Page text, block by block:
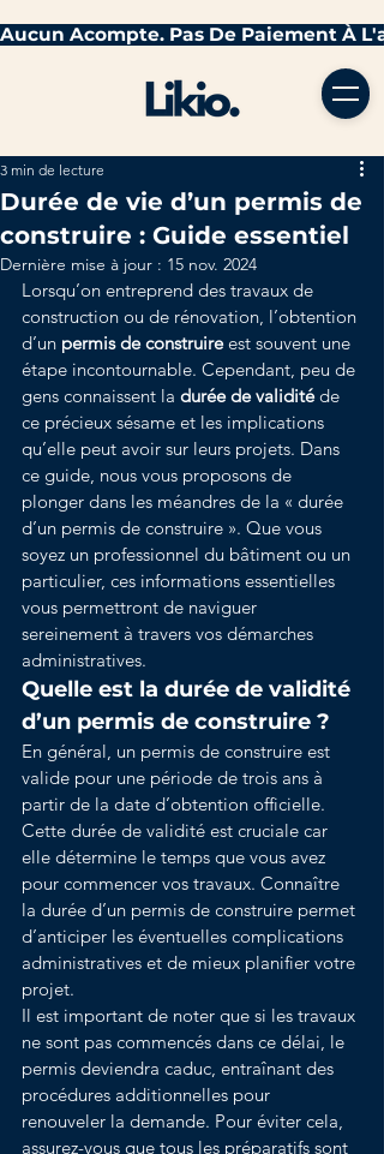
Durée de vie d’un permis de
construire : Guide essentiel
3 min de lecture
Dernière mise à jour : 15 nov. 2024
Lorsqu’on entreprend des travaux de
construction ou de rénovation, l’obtention
d’un permis de construire est souvent une
étape incontournable. Cependant, peu de
gens connaissent la durée de validité de
ce précieux sésame et les implications
qu’elle peut avoir sur leurs projets. Dans
ce guide, nous vous proposons de
plonger dans les méandres de la « durée
d’un permis de construire ». Que vous
soyez un professionnel du bâtiment ou un
particulier, ces informations essentielles
vous permettront de naviguer
sereinement à travers vos démarches
administratives.
Quelle est la durée de validité
d’un permis de construire ?
En général, un permis de construire est
valide pour une période de trois ans à
partir de la date d’obtention officielle.
Cette durée de validité est cruciale car
elle détermine le temps que vous avez
pour commencer vos travaux. Connaître
la durée d’un permis de construire permet
d’anticiper les éventuelles complications
administratives et de mieux planifier votre
projet.
Il est important de noter que si les travaux
ne sont pas commencés dans ce délai, le
permis deviendra caduc, entraînant des
procédures additionnelles pour
renouveler la demande. Pour éviter cela,
assurez-vous que tous les préparatifs sont